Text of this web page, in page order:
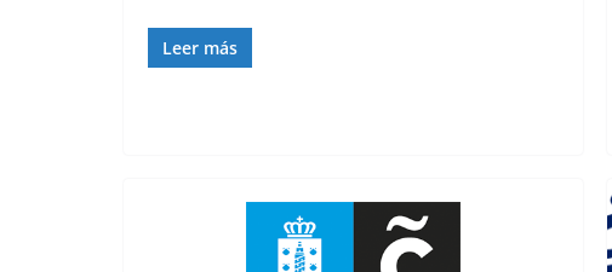
Leer más